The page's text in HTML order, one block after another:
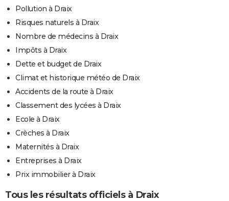
Pollution à Draix
Risques naturels à Draix
Nombre de médecins à Draix
Impôts à Draix
Dette et budget de Draix
Climat et historique météo de Draix
Accidents de la route à Draix
Classement des lycées à Draix
Ecole à Draix
Crèches à Draix
Maternités à Draix
Entreprises à Draix
Prix immobilier à Draix
Tous les résultats officiels à Draix